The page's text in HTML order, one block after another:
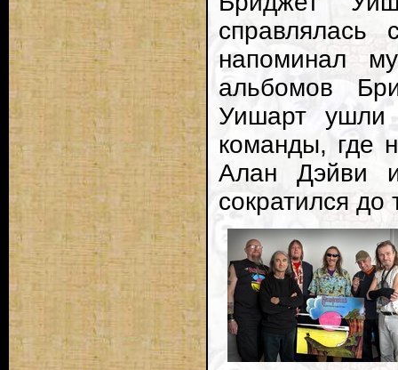
напоминал
альбомов
Уишарт
команды, где
Алан Дэйви
сократился до